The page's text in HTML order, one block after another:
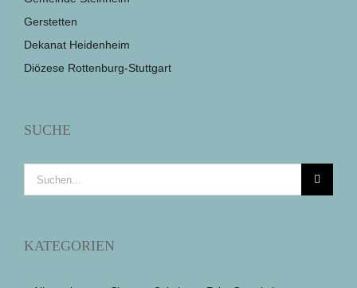
Gerstetten
Dekanat Heidenheim
Diözese Rottenburg-Stuttgart
SUCHE
Suche
nach:
KATEGORIEN